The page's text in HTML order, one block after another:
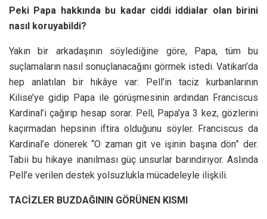
Peki Papa hakkında bu kadar ciddi iddialar olan birini
nasıl koruyabildi?
Yakın bir arkadaşının söylediğine göre, Papa, tüm bu
suçlamaların nasıl sonuçlanacağını görmek istedi. Vatikan’da
hep anlatılan bir hikâye var: Pell’in taciz kurbanlarının
Kilise’ye gidip Papa ile görüşmesinin ardından Franciscus
Kardinal’i çağırıp hesap sorar. Pell, Papa’ya 3 kez, gözlerini
kaçırmadan hepsinin iftira olduğunu söyler. Franciscus da
Kardinal’e dönerek “O zaman git ve işinin başına dön” der.
Tabii bu hikaye inanılması güç unsurlar barındırıyor. Aslında
Pell’e verilen destek yolsuzlukla mücadeleyle ilişkili.
TACİZLER BUZDAĞININ GÖRÜNEN KISMI